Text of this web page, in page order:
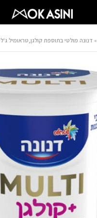
»דנונה מולטי בתוספת קולגן,טראומיל ג'ל